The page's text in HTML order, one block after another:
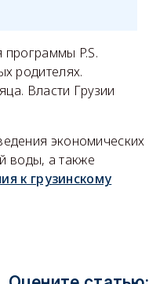
P.S.
родителях.
Власти Грузии
экономических
воды, а также
к грузинскому